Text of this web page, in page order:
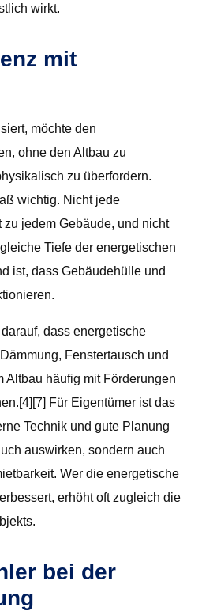
wirkt.
mit
möchte den
ohne den Altbau zu
zu überfordern.
wichtig. Nicht jede
zu jedem Gebäude, und nicht
Tiefe der energetischen
ist, dass Gebäudehülle und
dass energetische
Fenstertausch und
Altbau häufig mit Förderungen
Für Eigentümer ist das
Technik und gute Planung
auswirken, sondern auch
Wer die energetische
erhöht oft zugleich die
bei der